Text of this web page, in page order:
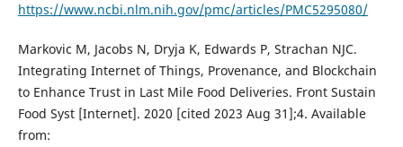
https://www.ncbi.nlm.nih.gov/pmc/articles/PMC5295080/
Markovic M, Jacobs N, Dryja K, Edwards P, Strachan NJC.
Integrating Internet of Things, Provenance, and Blockchain
to Enhance Trust in Last Mile Food Deliveries. Front Sustain
Food Syst [Internet]. 2020 [cited 2023 Aug 31];4. Available
from: